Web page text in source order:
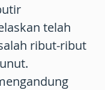
telah
ribut-ribut